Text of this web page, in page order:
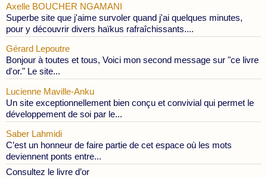
Axelle BOUCHER NGAMANI
Superbe site que j'aime survoler quand j'ai quelques minutes,
pour y découvrir divers haïkus rafraîchissants....
Gérard Lepoutre
Bonjour à toutes et tous, Voici mon second message sur "ce livre
d'or." Le site...
Lucienne Maville-Anku
Un site exceptionnellement bien conçu et convivial qui permet le
développement de soi par le...
Saber Lahmidi
C’est un honneur de faire partie de cet espace où les mots
deviennent ponts entre...
Consultez le livre d’or